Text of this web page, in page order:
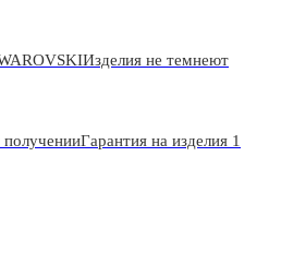
Изделия не темнеют
Гарантия на изделия 1